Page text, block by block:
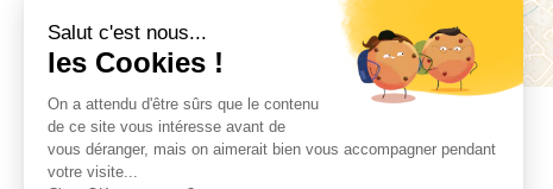
4 rue du souvenir, 66300 THUIR